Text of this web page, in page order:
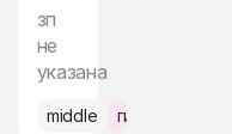
зп
не
указана
middle гибрид Москва